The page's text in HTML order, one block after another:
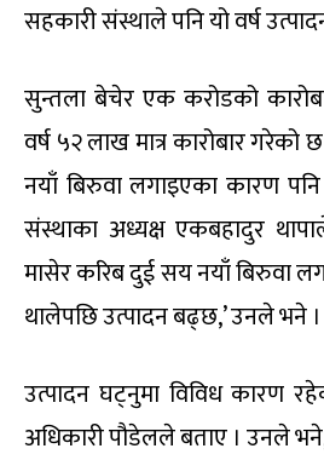
सहकारी संस्थाले पनि यो वर्ष
सुन्तला बेचेर एक करोडको
वर्ष ५२ लाख मात्र कारोबार गरेको
नयाँ बिरुवा लगाइएका कारण
संस्थाका अध्यक्ष एकबहादुर
मासेर करिब दुई सय नयाँ बिरुवा
थालेपछि उत्पादन बढ्छ,’ उनले भने ।
उत्पादन घट्नुमा विविध कारण
अधिकारी पौडेलले बताए । उनले